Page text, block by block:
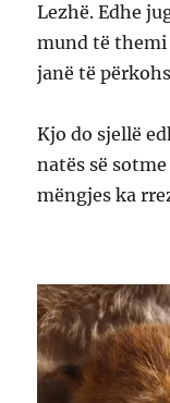
Lezhë. Edhe
mund të themi
janë të
Kjo do sjellë
natës së
mëngjes ka